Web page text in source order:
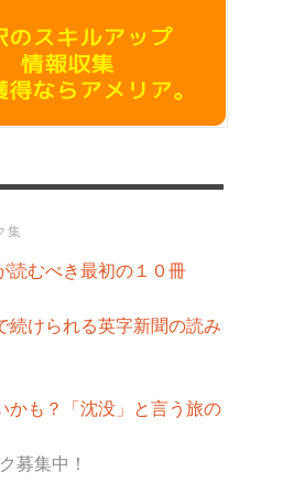
集
読むべき最初の１０冊
続けられる英字新聞の読み
かも？「沈没」と言う旅の
集中！